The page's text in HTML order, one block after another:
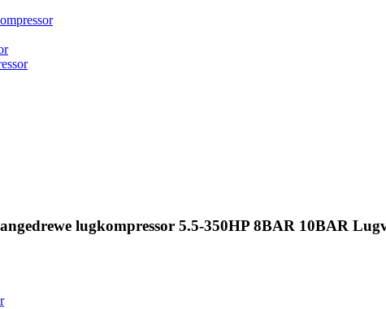
lugkompressor 5.5-350HP 8BAR 10BAR